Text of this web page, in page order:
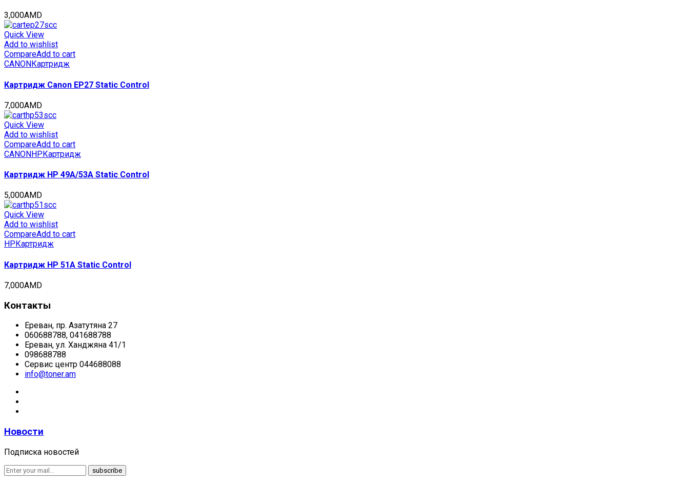
3,000AMD
Quick View
Add to wishlist
CompareAdd to cart
CANON Картридж
Картридж Canon EP27 Static Control
7,000AMD
Quick View
Add to wishlist
CompareAdd to cart
CANONHPКартридж
Картридж HP 49A/53A Static Control
5,000AMD
Quick View
Add to wishlist
CompareAdd to cart
HP Картридж
Картридж HP 51A Static Control
7,000AMD
Контакты
Ереван, пр. Азатутяна 27
060688788, 041688788
Ереван, ул. Ханджяна 41/1
098688788
Сервис центр 044688088
info@toner.am
Новости
Подписка новостей